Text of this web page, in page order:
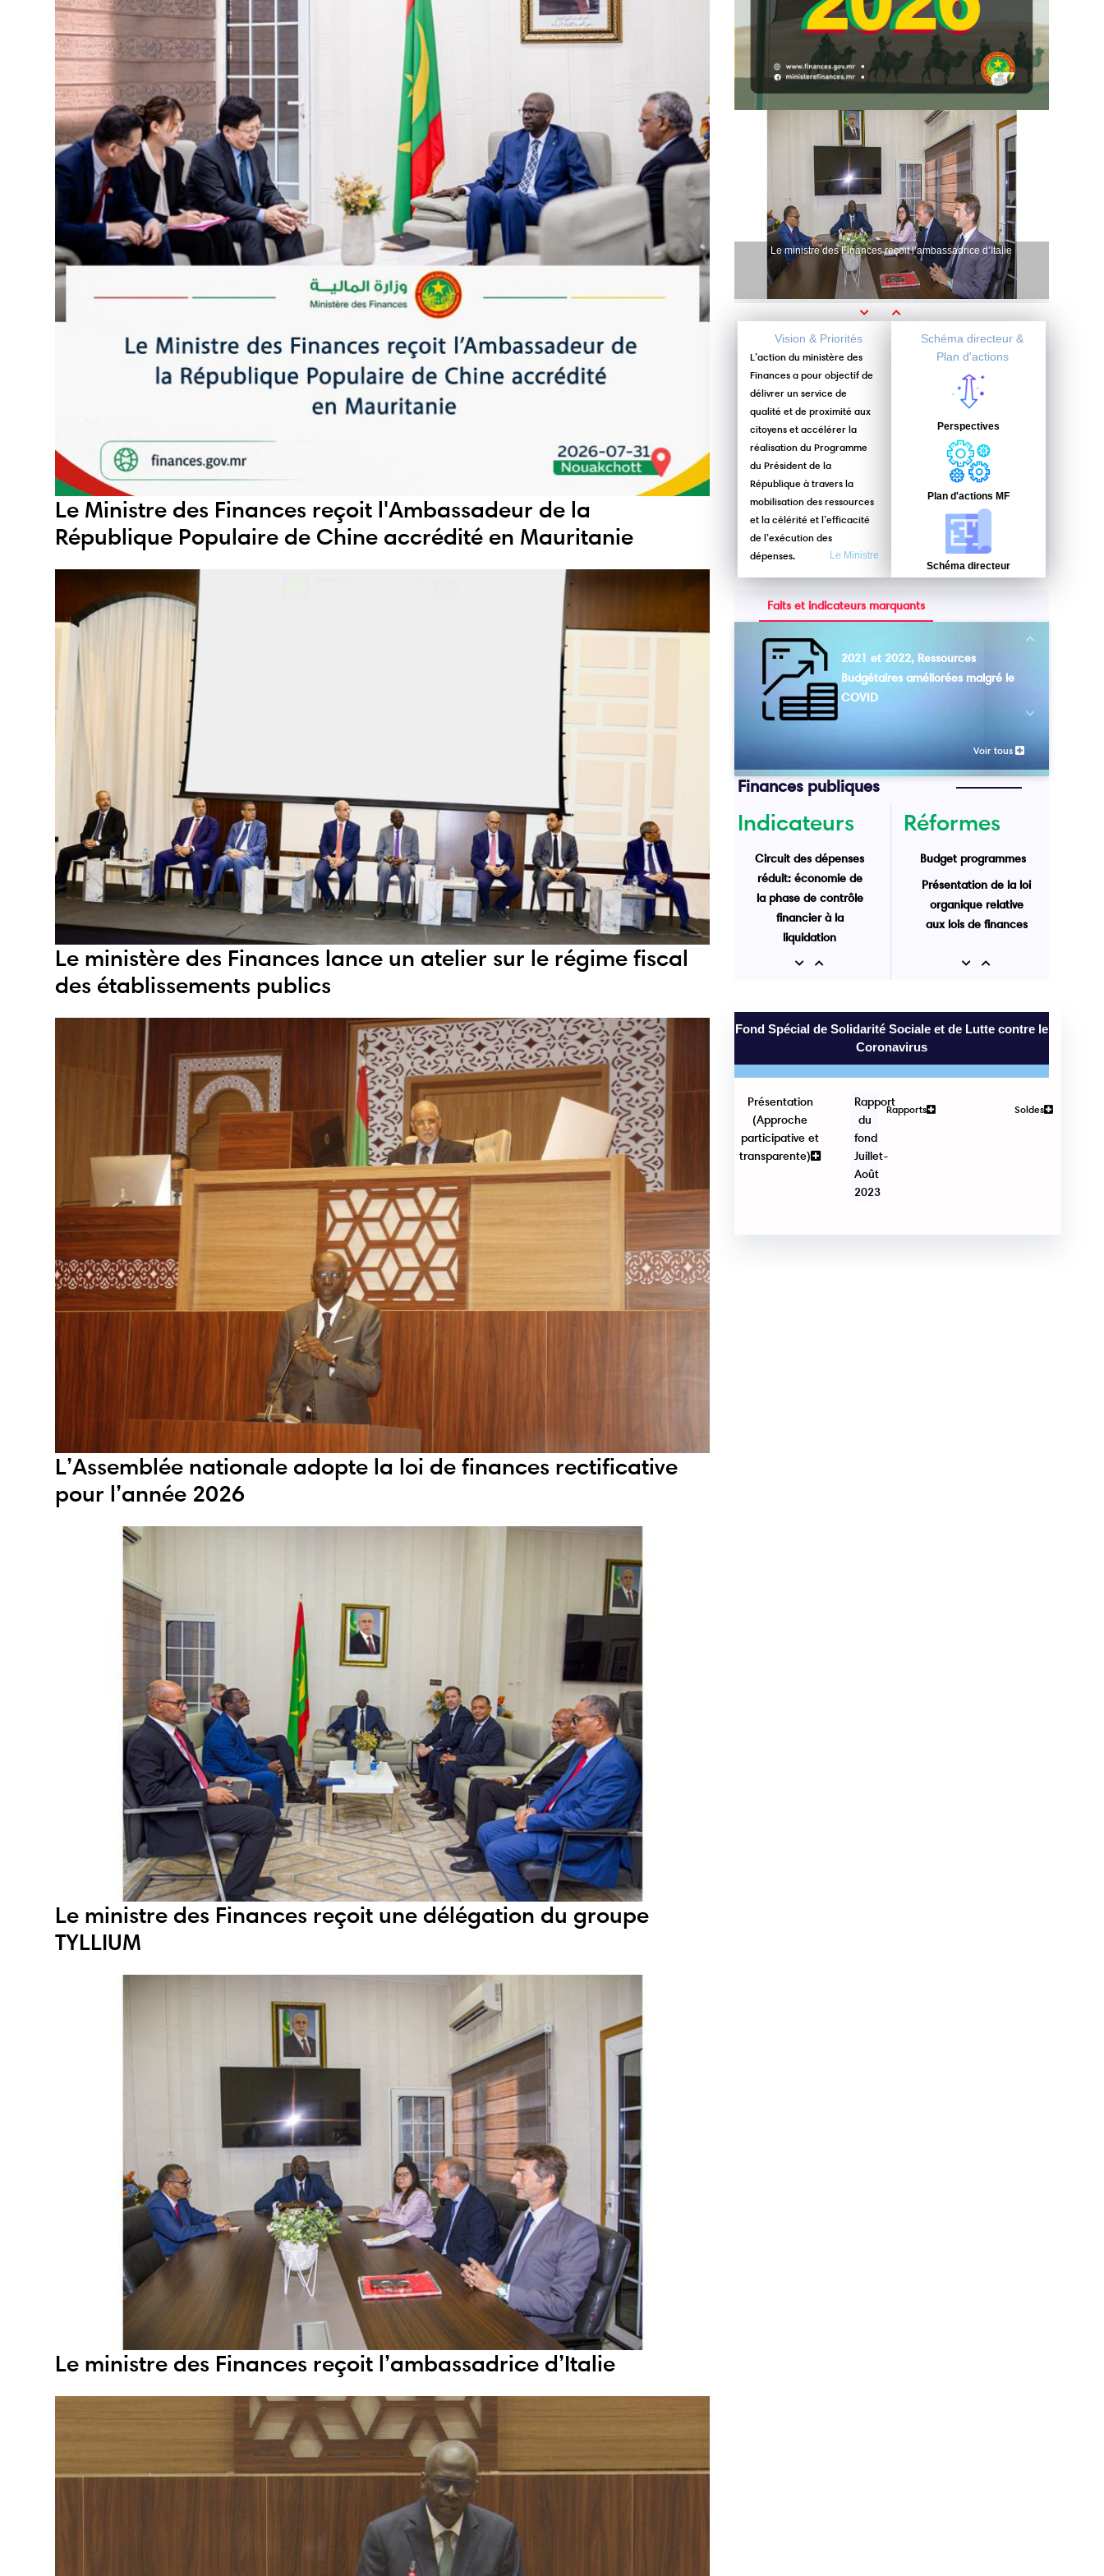
Le Ministre des Finances reçoit l'Ambassadeur de la
République Populaire de Chine accrédité en Mauritanie
Le ministère des Finances lance un atelier sur le régime fiscal
des établissements publics
L’Assemblée nationale adopte la loi de finances rectificative
pour l’année 2026
Le ministre des Finances reçoit une délégation du groupe
TYLLIUM
Le ministre des Finances reçoit l’ambassadrice d’Italie
Le ministre des Finances reçoit l’ambassadrice d’Italie
Previous
Vision & Priorités
L’action du ministère des
Finances a pour objectif de
délivrer un service de
qualité et de proximité aux
citoyens et accélérer la
réalisation du Programme
du Président de la
République à travers la
mobilisation des ressources
et la célérité et l’efficacité
de l’exécution des
dépenses.
Le Ministre
Schéma directeur &
Plan d'actions
Perspectives
Plan d'actions MF
Schéma directeur
Faits et indicateurs marquants
2021 et 2022, Ressources
Budgétaires améliorées malgré le
COVID
Voir tous
Finances publiques
Indicateurs
Circuit des dépenses
réduit: économie de
la phase de contrôle
financier à la
liquidation
Recettes de l'Etat au
Previous
Réformes
Budget programmes
Présentation de la loi
organique relative
aux lois de finances
Previous
Fond Spécial de Solidarité Sociale et de Lutte contre le
Coronavirus
Présentation
(Approche
participative et
transparente)
Rapports
Rapport
du
fond
Juillet-
Août
2023
Soldes